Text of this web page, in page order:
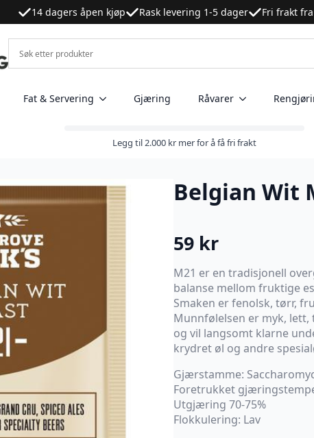
14 dagers åpen kjøp Rask levering 1-5 dager Fri frakt
Fat & Servering Gjæring Råvarer
Legg til2.000 kr mer for å få fri frakt
Belgian Wit
59 kr
M21 er en tradisjonell
balanse mellom fruktige
Smaken er fenolsk, tørr,
Munnfølelsen er myk,
og vil langsomt klarne
krydret øl og andre
Gjærstamme:
Foretrukket
Utgjæring 70-75%
Flokkulering: Lav